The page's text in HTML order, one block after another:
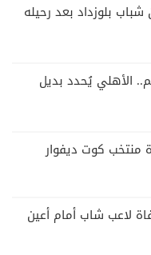
بلوزداد بعد رحيله
الأهلي يُحدد بديل
منتخب كوت ديفوار
صاعقة.. وفاة لاعب شاب أمام أعين